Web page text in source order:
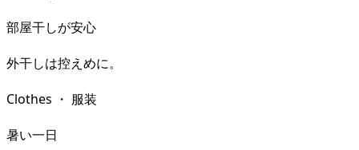
部屋干しが安心
外干しは控えめに。
Clothes ・ 服装
暑い一日